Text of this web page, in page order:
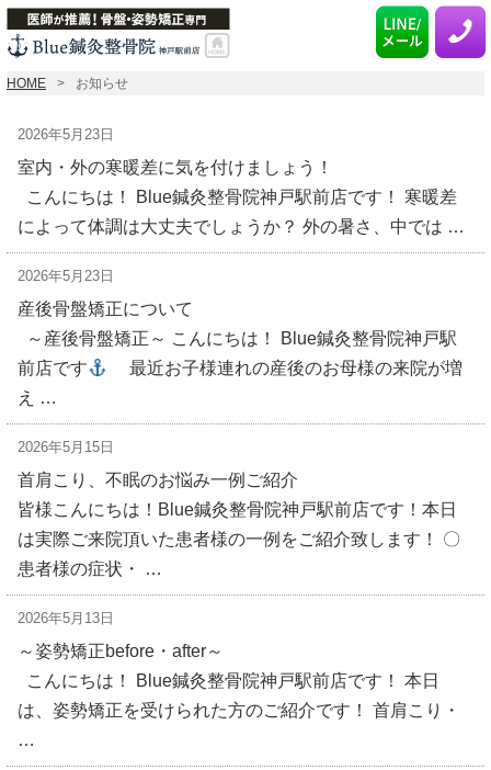
HOME お知らせ
2026年5月23日
室内・外の寒暖差に気を付けましょう！
こんにちは！ Blue鍼灸整骨院神戸駅前店です！ 寒暖差
によって体調は大丈夫でしょうか？ 外の暑さ、中では …
2026年5月23日
産後骨盤矯正について
～産後骨盤矯正～ こんにちは！ Blue鍼灸整骨院神戸駅
前店です
最近お子様連れの産後のお母様の来院が増
え …
2026年5月15日
首肩こり、不眠のお悩み一例ご紹介
皆様こんにちは！Blue鍼灸整骨院神戸駅前店です！本日
は実際ご来院頂いた患者様の一例をご紹介致します！ 〇
患者様の症状・ …
2026年5月13日
～姿勢矯正before・after～
こんにちは！ Blue鍼灸整骨院神戸駅前店です！ 本日
は、姿勢矯正を受けられた方のご紹介です！ 首肩こり・
…